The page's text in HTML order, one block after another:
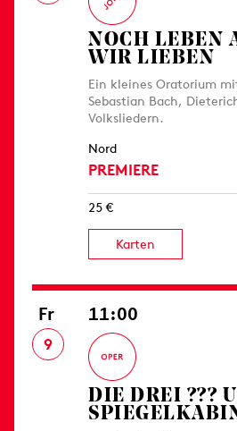
NOCH LEBEN
WIR LIEBEN
Ein kleines Oratorium
Sebastian Bach,
Volksliedern.
Nord
PREMIERE
25 €
Karten
Fr
9
11:00
DIE DREI ???